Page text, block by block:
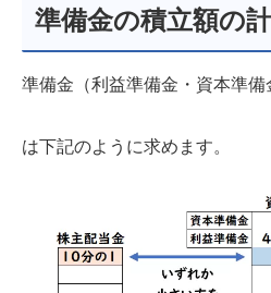
準備金の積立額の
準備金（利益準備金・資本準
は下記のように求めます。